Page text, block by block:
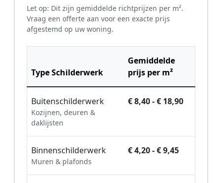
Let op: Dit zijn gemiddelde richtprijzen per m².
Vraag een offerte aan voor een exacte prijs
afgestemd op uw woning.
Type Schilderwerk
Gemiddelde
prijs per m²
Buitenschilderwerk
Kozijnen, deuren &
daklijsten
€ 8,40 - € 18,90
Binnenschilderwerk
Muren & plafonds
€ 4,20 - € 9,45